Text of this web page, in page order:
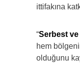
ittifakına
“Serbest ve
hem
olduğunu